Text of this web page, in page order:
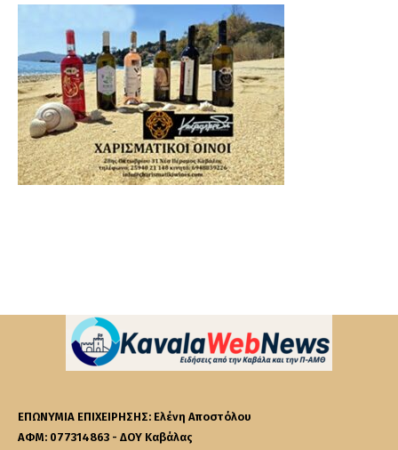
ΕΠΩΝΥΜΙΑ ΕΠΙΧΕΙΡΗΣΗΣ: Ελένη Αποστόλου
ΑΦΜ: 077314863 - ΔΟΥ Καβάλας